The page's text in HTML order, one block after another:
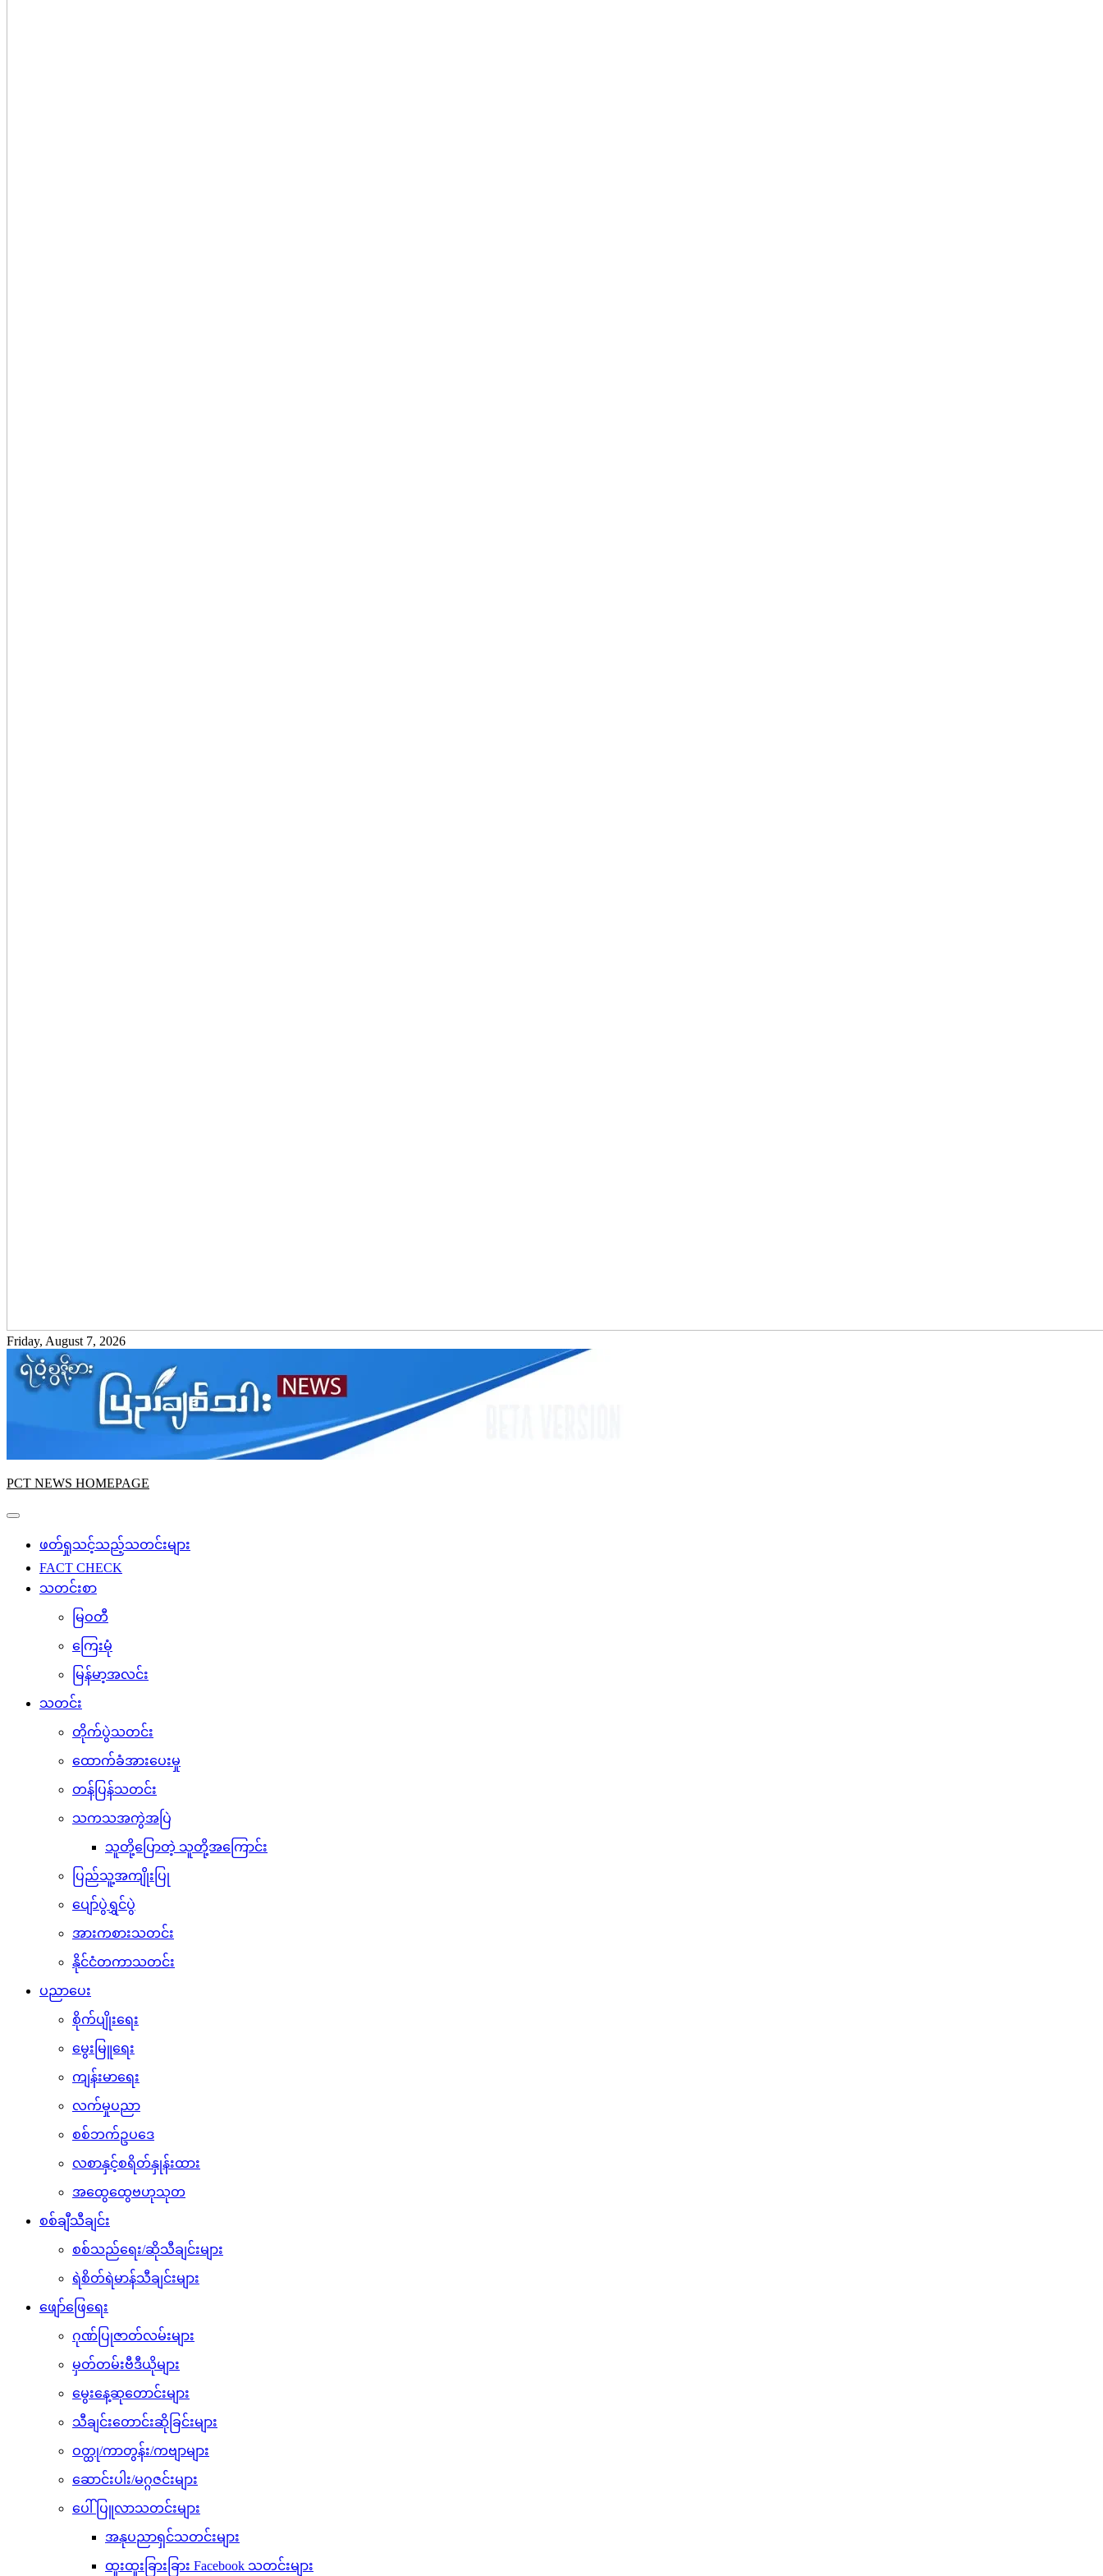
Friday, August 7, 2026
PCT NEWS HOMEPAGE
ဖတ်ရှုသင့်သည့်သတင်းများ
FACT CHECK
သတင်းစာ
မြဝတီ
ကြေးမုံ
မြန်မာ့အလင်း
သတင်း
တိုက်ပွဲသတင်း
ထောက်ခံအားပေးမှု
တန်ပြန်သတင်း
သကသအကွဲအပြဲ
သူတို့ပြောတဲ့ သူတို့အကြောင်း
ပြည်သူ့အကျိုးပြု
ပျော်ပွဲရွှင်ပွဲ
အားကစားသတင်း
နိုင်ငံတကာသတင်း
ပညာပေး
စိုက်ပျိုးရေး
မွေးမြူရေး
ကျန်းမာရေး
လက်မှုပညာ
စစ်ဘက်ဥပဒေ
လစာနှင့်စရိတ်နှုန်းထား
အထွေထွေဗဟုသုတ
စစ်ချီသီချင်း
စစ်သည်ရေး/ဆိုသီချင်းများ
ရဲစိတ်ရဲမာန်သီချင်းများ
ဖျော်ဖြေရေး
ဂုဏ်ပြုဇာတ်လမ်းများ
မှတ်တမ်းဗီဒီယိုများ
မွေးနေ့ဆုတောင်းများ
သီချင်းတောင်းဆိုခြင်းများ
ဝတ္ထု/ကာတွန်း/ကဗျာများ
ဆောင်းပါး/မဂ္ဂဇင်းများ
ပေါ်ပြူလာသတင်းများ
အနုပညာရှင်သတင်းများ
ထူးထူးခြားခြား Facebook သတင်းများ